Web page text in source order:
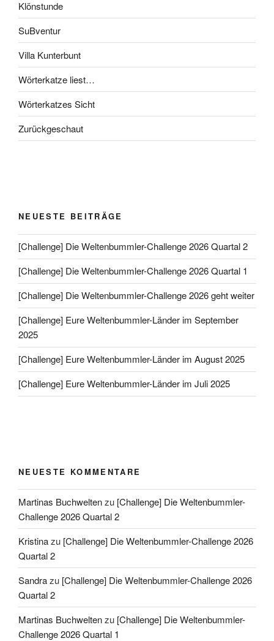
Klönstunde
SuBventur
Villa Kunterbunt
Wörterkatze liest…
Wörterkatzes Sicht
Zurückgeschaut
NEUESTE BEITRÄGE
[Challenge] Die Weltenbummler-Challenge 2026 Quartal 2
[Challenge] Die Weltenbummler-Challenge 2026 Quartal 1
[Challenge] Die Weltenbummler-Challenge 2026 geht weiter
[Challenge] Eure Weltenbummler-Länder im September
2025
[Challenge] Eure Weltenbummler-Länder im August 2025
[Challenge] Eure Weltenbummler-Länder im Juli 2025
NEUESTE KOMMENTARE
Martinas Buchweltenzu [Challenge] Die Weltenbummler-
Challenge 2026 Quartal 2
Kristinazu [Challenge] Die Weltenbummler-Challenge 2026
Quartal 2
Sandrazu [Challenge] Die Weltenbummler-Challenge 2026
Quartal 2
Martinas Buchweltenzu [Challenge] Die Weltenbummler-
Challenge 2026 Quartal 1